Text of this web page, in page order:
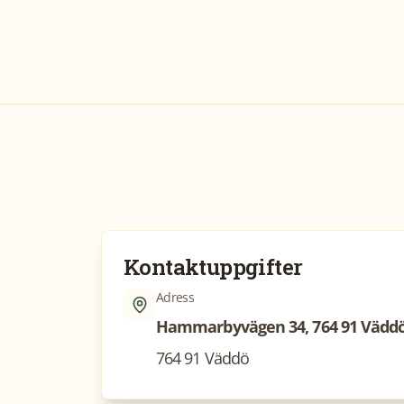
Kontaktuppgifter
Adress
Hammarbyvägen 34, 764 91
764 91 Väddö